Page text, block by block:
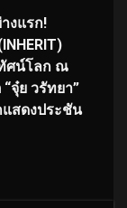
งแรก!
ศน์โลก ณ
จุ๋ย วรัทยา”
สดงประชัน